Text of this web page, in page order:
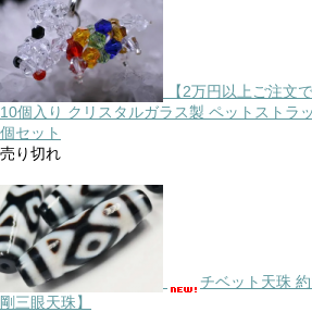
【2万円以上ご注文
10個入り クリスタルガラス製 ペットストラ
個セット
売り切れ
チベット天珠
剛三眼天珠】